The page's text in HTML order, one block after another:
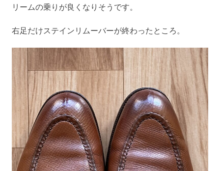
リームの乗りが良くなりそうです。
右足だけステインリムーバーが終わったところ。